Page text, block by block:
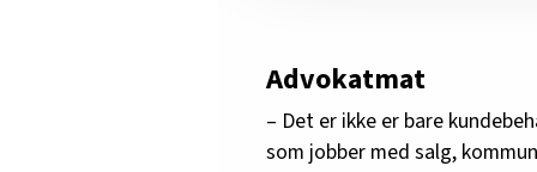
Advokatmat
– Det er ikke er bare
som jobber med salg,